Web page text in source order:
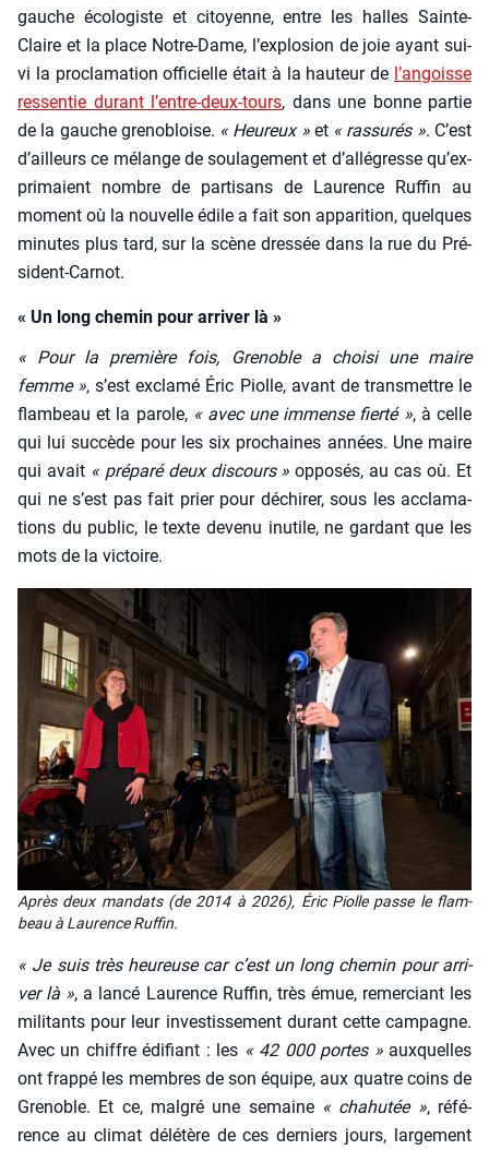
gauche éco­lo­giste et citoyenne, entre les halles Sainte-
Claire et la place Notre-Dame, l’ex­plo­sion de joie ayant sui­
vi la pro­cla­ma­tion offi­cielle était à la hau­teur de l’an­goisse
res­sen­tie durant l’entre-deux-tours, dans une bonne par­tie
de la gauche gre­no­bloise. « Heu­reux »et « ras­su­rés ». C’est
d’ailleurs ce mélange de sou­la­ge­ment et d’al­lé­gresse qu’ex­
pri­maient nombre de par­ti­sans de Lau­rence Ruf­fin au
moment où la nou­velle édile a fait son appa­ri­tion, quelques
minutes plus tard, sur la scène dres­sée dans la rue du Pré­
sident-Car­not.
« Un long chemin pour arriver là »
« Pour la pre­mière fois, Gre­noble a choi­si une maire
femme », s’est excla­mé Éric Piolle, avant de trans­mettre le
flam­beau et la parole, « avec une immense fier­té », à celle
qui lui suc­cède pour les six pro­chaines années. Une maire
qui avait « pré­pa­ré deux dis­cours » oppo­sés, au cas où. Et
qui ne s’est pas fait prier pour déchi­rer, sous les accla­ma­
tions du public, le texte deve­nu inutile, ne gar­dant que les
mots de la vic­toire.
Après deux man­dats (de 2014 à 2026), Éric Piolle passe le flam­
beau à Lau­rence Ruf­fin.
« Je suis très heu­reuse car c’est un long che­min pour arri­
ver là », a lan­cé Lau­rence Ruf­fin, très émue, remer­ciant les
mili­tants pour leur inves­tis­se­ment durant cette cam­pagne.
Avec un chiffre édi­fiant : les « 42 000 portes »aux­quelles
ont frap­pé les membres de son équipe, aux quatre coins de
Gre­noble. Et ce, mal­gré une semaine « cha­hu­tée », réfé­
rence au cli­mat délé­tère de ces der­niers jours, lar­ge­ment